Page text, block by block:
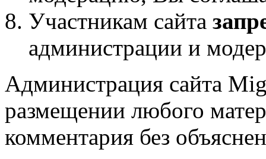
Участникам сайта
администрации и
Администрация сайта
размещении любого
комментария без